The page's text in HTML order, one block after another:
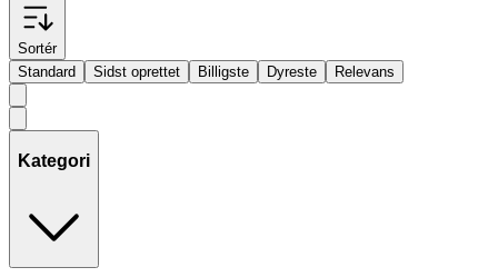
Sortér
Standard
Sidst oprettet Billigste Dyreste Relevans
Kategori